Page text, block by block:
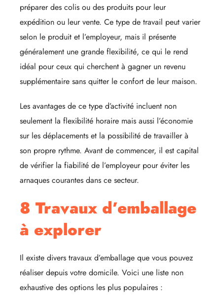
préparer des colis ou des produits pour leur
expédition ou leur vente. Ce type de travail peut varier
selon le produit et l’employeur, mais il présente
généralement une grande flexibilité, ce qui le rend
idéal pour ceux qui cherchent à gagner un revenu
supplémentaire sans quitter le confort de leur maison.
Les avantages de ce type d’activité incluent non
seulement la flexibilité horaire mais aussi l’économie
sur les déplacements et la possibilité de travailler à
son propre rythme. Avant de commencer, il est capital
de vérifier la fiabilité de l’employeur pour éviter les
arnaques courantes dans ce secteur.
8 Travaux d’emballage
à explorer
Il existe divers travaux d’emballage que vous pouvez
réaliser depuis votre domicile. Voici une liste non
exhaustive des options les plus populaires :